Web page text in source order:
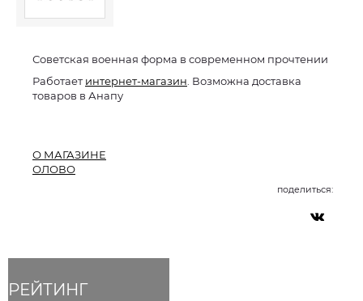
РЕЙТИНГ
Советская военная форма в современном прочтении
Работаетинтернет-магазин . Возможна доставка
товаров в Анапу
О МАГАЗИНЕ
ОЛОВО
поделиться: